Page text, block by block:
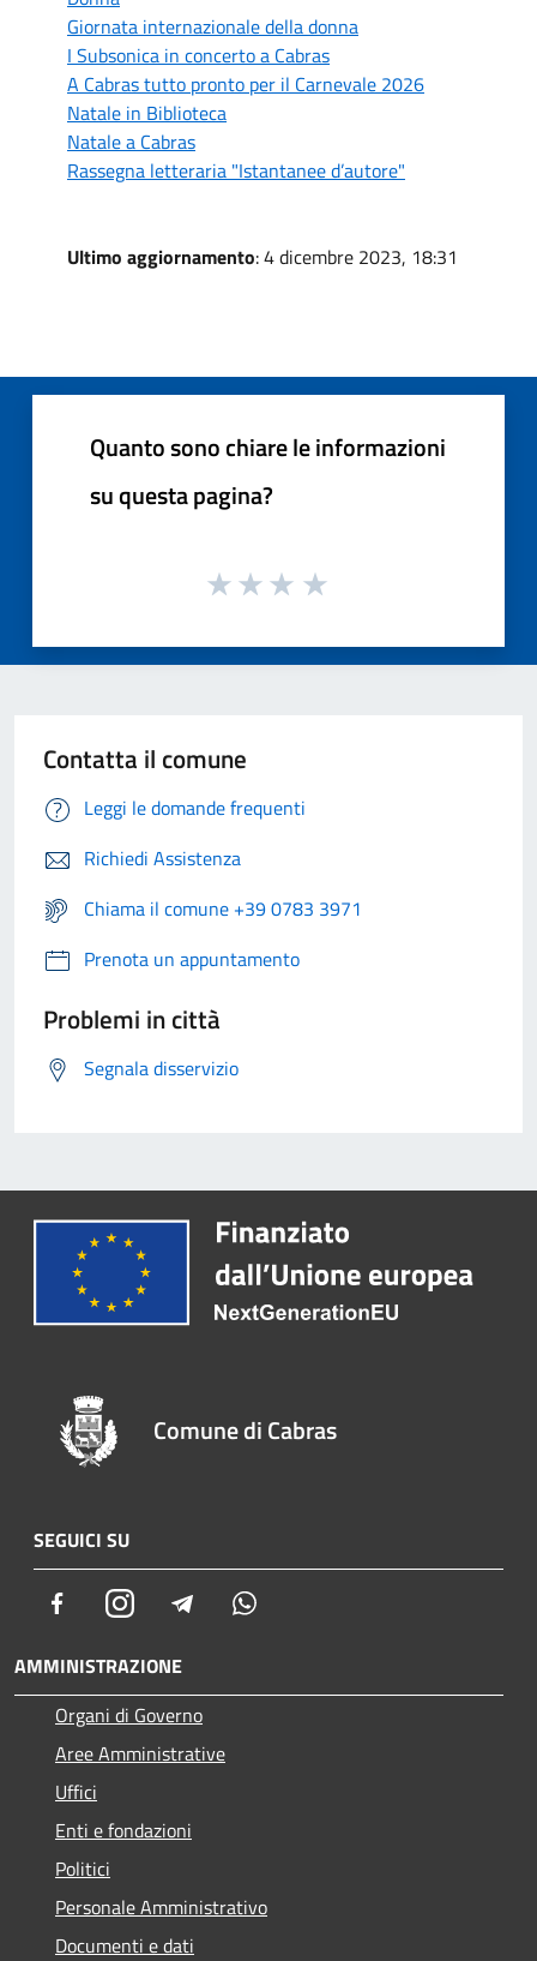
Giornata internazionale della donna
I Subsonica in concerto a Cabras
A Cabras tutto pronto per il Carnevale 2026
Natale in Biblioteca
Natale a Cabras
Rassegna letteraria "Istantanee d’autore"
Ultimo aggiornamento: 4 dicembre 2023, 18:31
Quanto sono chiare le informazioni
su questa pagina?
Contatta il comune
Leggi le domande frequenti
Richiedi Assistenza
Chiama il comune +39 0783 3971
Prenota un appuntamento
Problemi in città
Segnala disservizio
Comune di Cabras
SEGUICI SU
FacebookInstagram Telegram
AMMINISTRAZIONE
Organi di Governo
Aree Amministrative
Uffici
Enti e fondazioni
Politici
Personale Amministrativo
Documenti e dati